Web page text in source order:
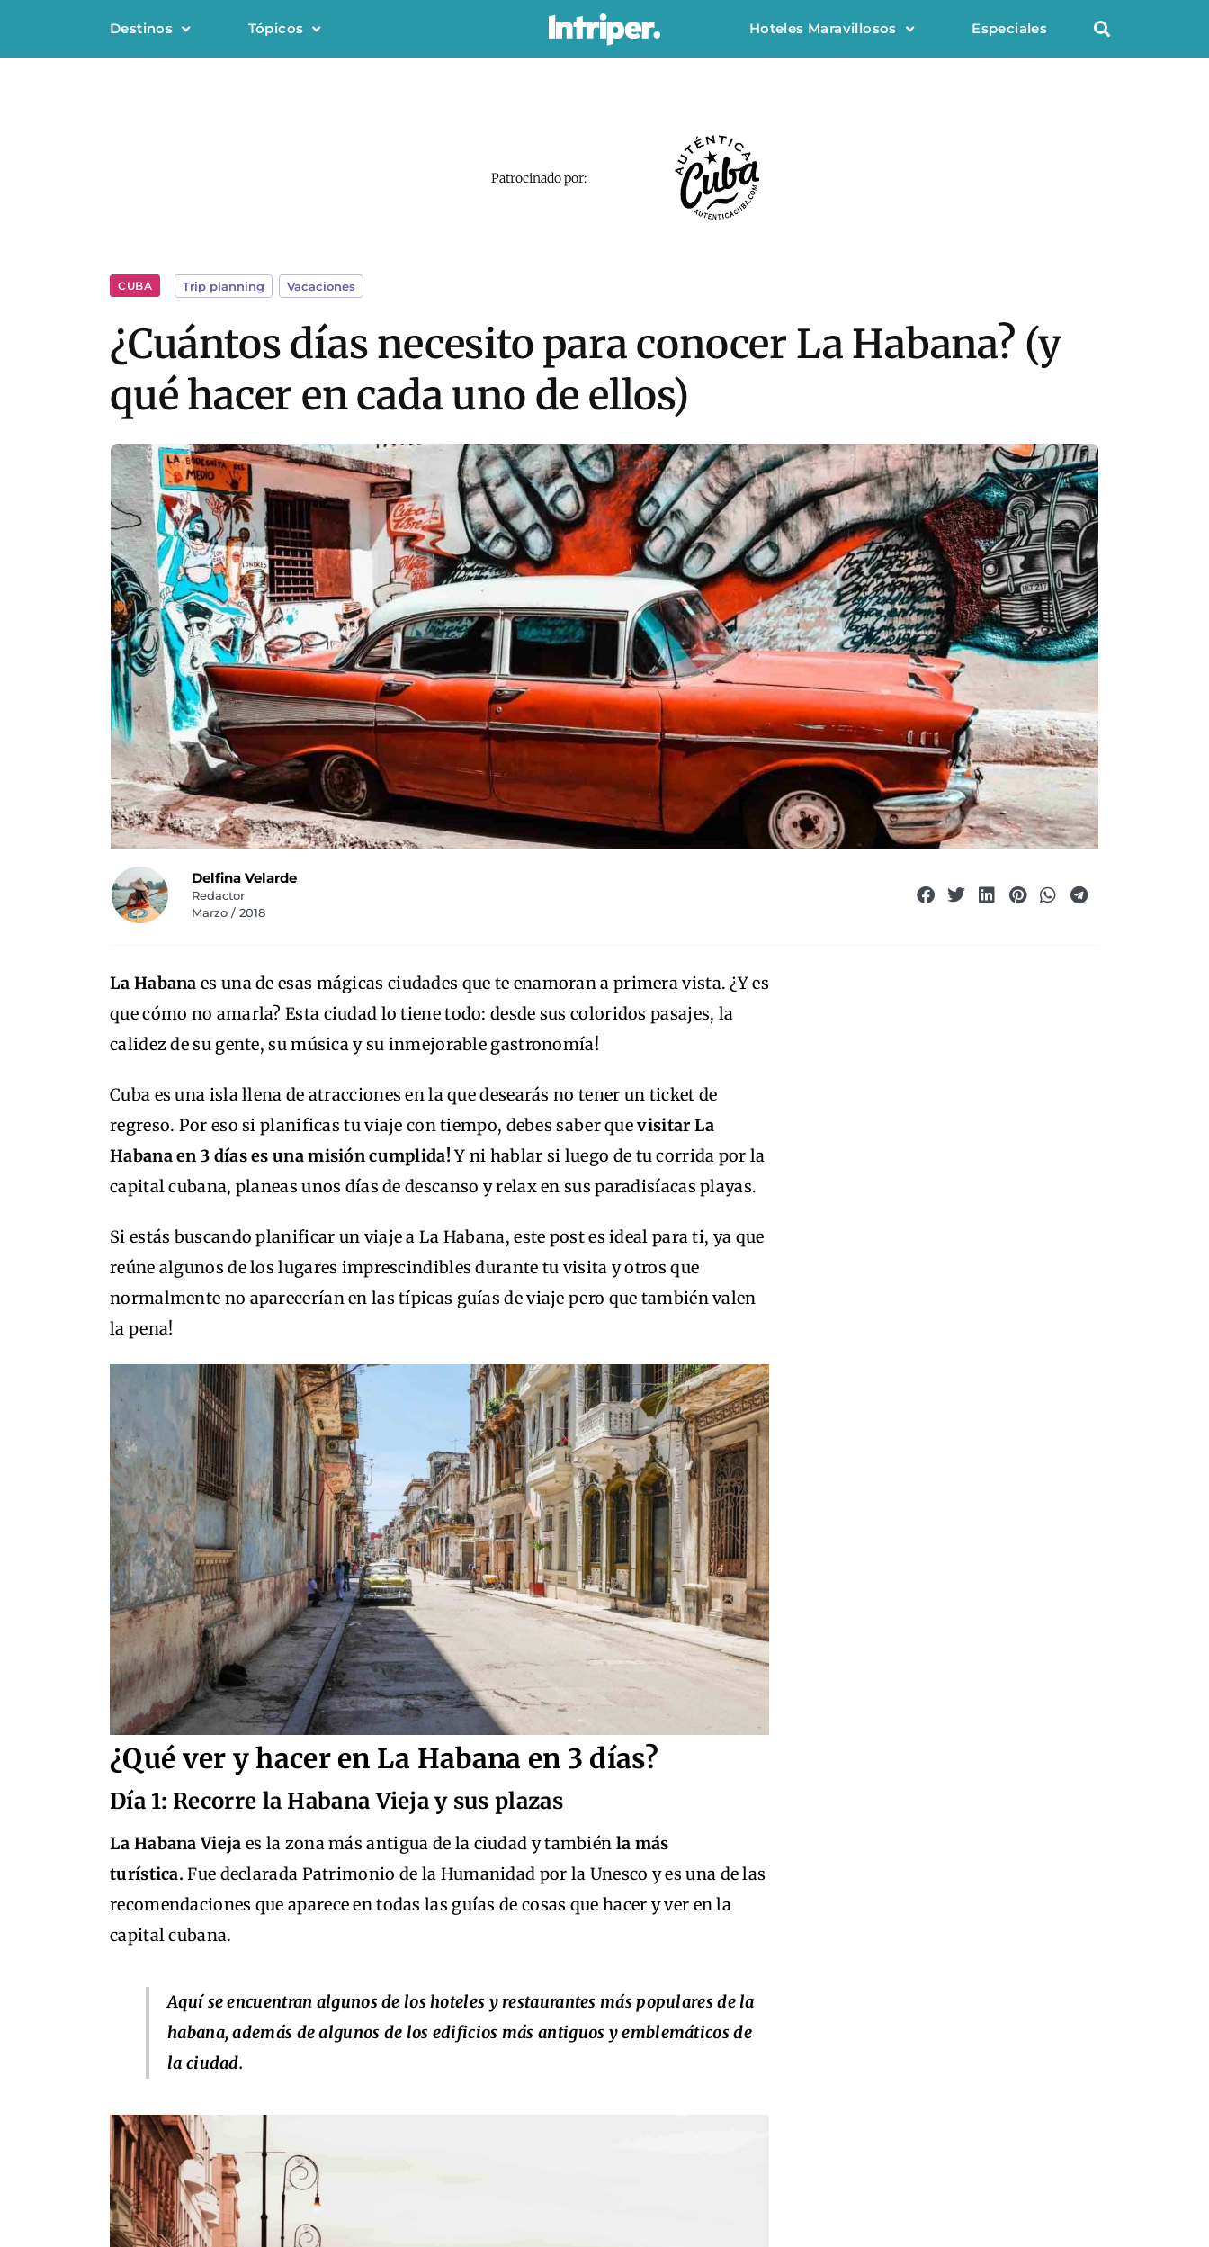
Destinos Tópicos Hoteles Maravillosos Especiales
Patrocinado por:
CUBA Trip planning Vacaciones
¿Cuántos días necesito para conocer La Habana? (y
qué hacer en cada uno de ellos)
Delfina Velarde
Redactor
Marzo / 2018
La Habana es una de esas mágicas ciudades que te enamoran a primera vista. ¿Y es
que cómo no amarla? Esta ciudad lo tiene todo: desde sus coloridos pasajes, la
calidez de su gente, su música y su inmejorable gastronomía!
Cuba es una isla llena de atracciones en la que desearás no tener un ticket de
regreso. Por eso si planificas tu viaje con tiempo, debes saber quevisitar La
Habana en 3 días es una misión cumplida!Y ni hablar si luego de tu corrida por la
capital cubana, planeas unos días de descanso y relax en sus paradisíacas playas.
Si estás buscando planificar un viaje a La Habana, este post es ideal para ti, ya que
reúne algunos de los lugares imprescindibles durante tu visita y otros que
normalmente no aparecerían en las típicas guías de viaje pero que también valen
la pena!
¿Qué ver y hacer en La Habana en 3 días?
Día 1: Recorre la Habana Vieja y sus plazas
La Habana Vieja es la zona más antigua de la ciudad y también la más
turística. Fue declarada Patrimonio de la Humanidad por la Unesco y es una de las
recomendaciones que aparece en todas las guías de cosas que hacer y ver en la
capital cubana.
Aquí se encuentran algunos de los hoteles y restaurantes más populares de la
habana, además de algunos de los edificios más antiguos y emblemáticos de
la ciudad.